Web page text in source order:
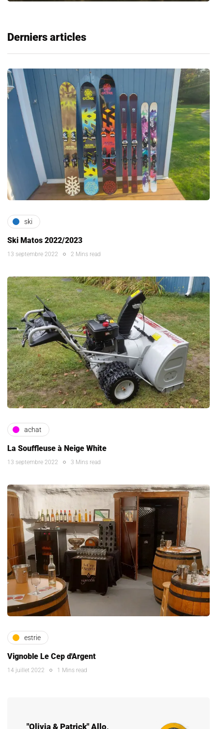
Derniers articles
ski
Ski Matos 2022/2023
13 septembre 2022 2 Mins read
achat
La Souffleuse à Neige White
13 septembre 2022 3 Mins read
estrie
Vignoble Le Cep d'Argent
14 juillet 2022 1 Mins read
"Olivia & Patrick" Allo,